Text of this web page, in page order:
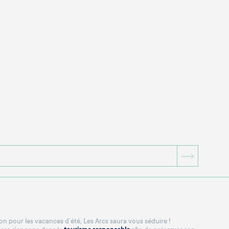
pour les vacances d’été, Les Arcs saura vous séduire !